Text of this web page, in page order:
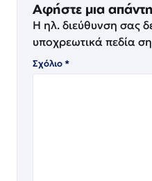
Αφήστε μια
Η ηλ. διεύθυνση σας
υποχρεωτικά πεδία
Σχόλιο*